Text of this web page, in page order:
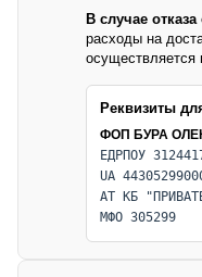
В случае отказа
расходы на
осуществляется
Реквизиты
ФОП БУРА
ЕДРПОУ
UA
АТ КБ
МФО 305299